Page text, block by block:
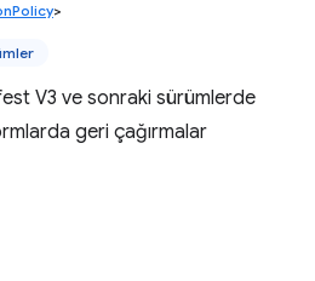
>
V3 ve sonraki sürümlerde
geri çağırmalar